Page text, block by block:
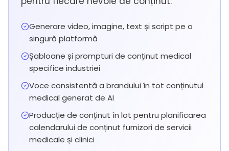
Generare video, imagine, text și script pe o
singură platformă
Șabloane și prompturi de conținut medical
specifice industriei
Voce consistentă a brandului în tot conținutul
medical generat de AI
Producție de conținut în lot pentru planificarea
calendarului de conținut furnizori de servicii
medicale și clinici